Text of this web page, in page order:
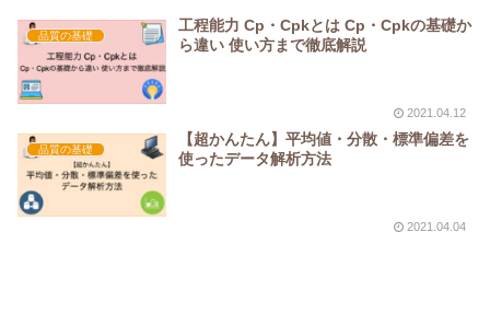
品質の基礎
工程能力 Cp・Cpkとは Cp・Cpkの基礎か
ら違い 使い方まで徹底解説
2021.04.12
品質の基礎
【超かんたん】平均値・分散・標準偏差を
使ったデータ解析方法
2021.04.04